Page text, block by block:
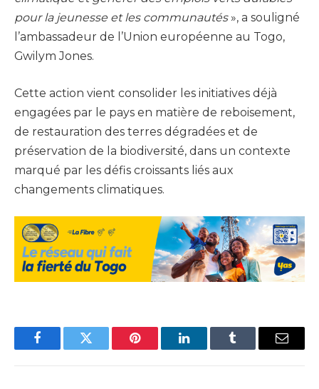
pour la jeunesse et les communautés», a souligné
l’ambassadeur de l’Union européenne au Togo,
Gwilym Jones.
Cette action vient consolider les initiatives déjà
engagées par le pays en matière de reboisement,
de restauration des terres dégradées et de
préservation de la biodiversité, dans un contexte
marqué par les défis croissants liés aux
changements climatiques.
FacebookTwitter Pinterest LinkedInTumblr Email